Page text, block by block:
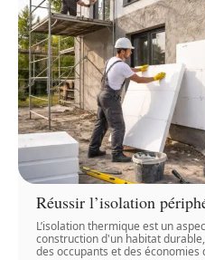
Réussir l’isolation
L’isolation thermique est un
construction d'un habitat
des occupants et des économies